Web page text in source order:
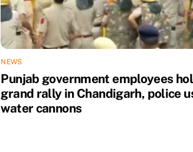
NEWS
Punjab government employees
grand rally in Chandigarh, police
water cannons